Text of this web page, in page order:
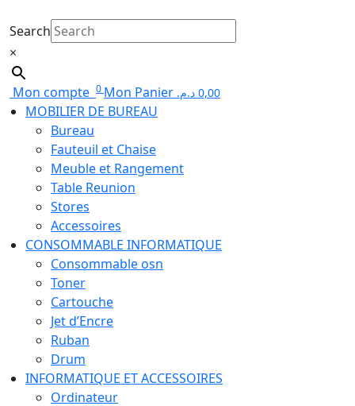
Search
×
Mon compte 0 Mon Panier 0,00 د.م.
MOBILIER DE BUREAU
Bureau
Fauteuil et Chaise
Meuble et Rangement
Table Reunion
Stores
Accessoires
CONSOMMABLE INFORMATIQUE
Consommable osn
Toner
Cartouche
Jet d’Encre
Ruban
Drum
INFORMATIQUE ET ACCESSOIRES
Ordinateur